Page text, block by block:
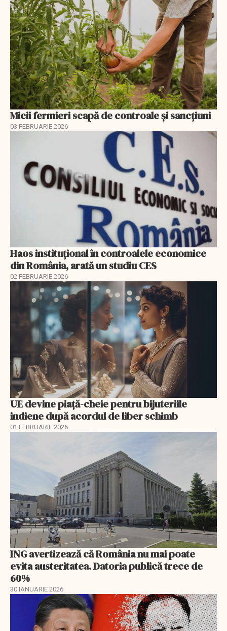
Micii fermieri scapă de controale și sancțiuni
03 FEBRUARIE 2026
Haos instituțional în controalele economice
din România, arată un studiu CES
02 FEBRUARIE 2026
UE devine piață-cheie pentru bijuteriile
indiene după acordul de liber schimb
01 FEBRUARIE 2026
ING avertizează că România nu mai poate
evita austeritatea. Datoria publică trece de
60%
30 IANUARIE 2026